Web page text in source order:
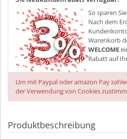
So sparen
Nach dem
Warenkorb
WELCOME
Rabatt auf
Um mit Paypal oder amazon Pay
der Verwendung von Cookies
Produktbeschreibung